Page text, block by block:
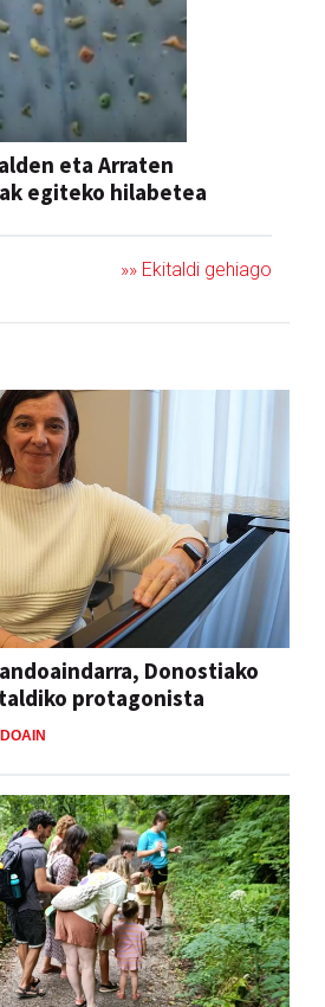
eta Arraten
egiteko hilabetea
»» Ekitaldi gehiago
Donostiako
protagonista